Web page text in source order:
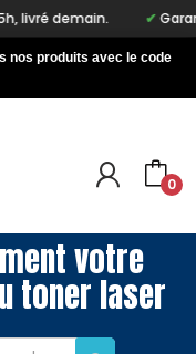
livré demain.
nos produits avec le code
0
votre
toner laser